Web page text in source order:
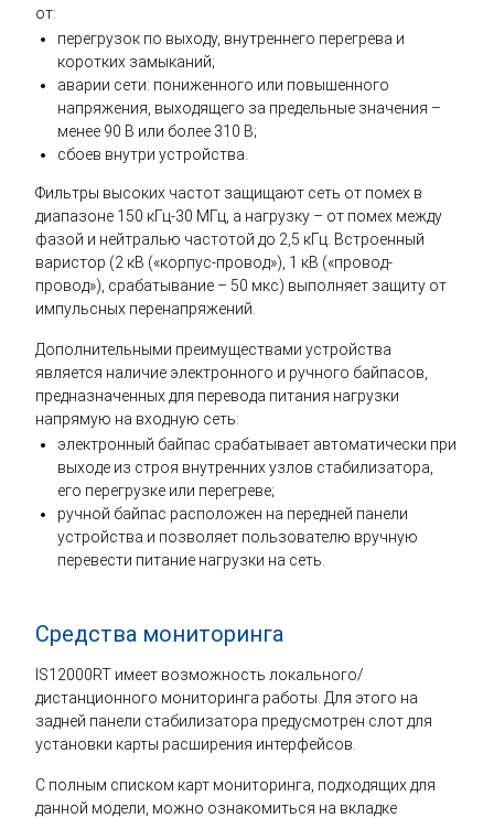
от:
перегрузок по выходу, внутреннего перегрева и
коротких замыканий;
аварии сети: пониженного или повышенного
напряжения, выходящего за предельные значения –
менее 90 В или более 310 В;
сбоев внутри устройства.
Фильтры высоких частот защищают сеть от помех в
диапазоне 150 кГц-30 МГц, а нагрузку – от помех между
фазой и нейтралью частотой до 2,5 кГц. Встроенный
варистор (2 кВ («корпус-провод»), 1 кВ («провод-
провод»), срабатывание – 50 мкс) выполняет защиту от
импульсных перенапряжений.
Дополнительными преимуществами устройства
является наличие электронного и ручного байпасов,
предназначенных для перевода питания нагрузки
напрямую на входную сеть:
электронный байпас срабатывает автоматически при
выходе из строя внутренних узлов стабилизатора,
его перегрузке или перегреве;
ручной байпас расположен на передней панели
устройства и позволяет пользователю вручную
перевести питание нагрузки на сеть.
Средства мониторинга
IS12000RT имеет возможность локального/
дистанционного мониторинга работы. Для этого на
задней панели стабилизатора предусмотрен слот для
установки карты расширения интерфейсов.
С полным списком карт мониторинга, подходящих для
данной модели, можно ознакомиться на вкладке